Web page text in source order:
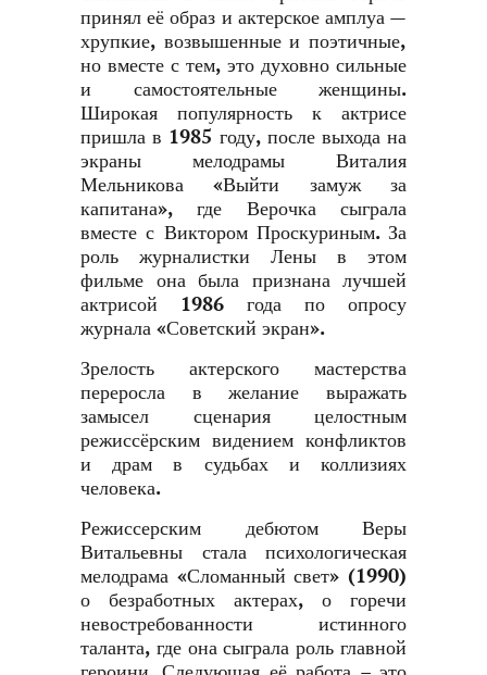
принял её образ и актерское амплуа —
хрупкие, возвышенные и поэтичные,
но вместе с тем, это духовно сильные
и самостоятельные женщины.
Широкая популярность к актрисе
пришла в 1985 году, после выхода на
экраны мелодрамы Виталия
Мельникова «Выйти замуж за
капитана», где Верочка сыграла
вместе с Виктором Проскуриным. За
роль журналистки Лены в этом
фильме она была признана лучшей
актрисой 1986 года по опросу
журнала «Советский экран».
Зрелость актерского мастерства
переросла в желание выражать
замысел сценария целостным
режиссёрским видением конфликтов
и драм в судьбах и коллизиях
человека.
Режиссерским дебютом Веры
Витальевны стала психологическая
мелодрама «Сломанный свет» (1990)
о безработных актерах, о горечи
невостребованности истинного
таланта, где она сыграла роль главной